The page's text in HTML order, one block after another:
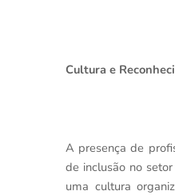
Cultura e
A presença de
de inclusão no
uma cultura